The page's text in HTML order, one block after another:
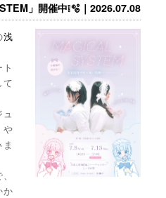
」開催中❕🫧｜2026.07.08
浅
て
か